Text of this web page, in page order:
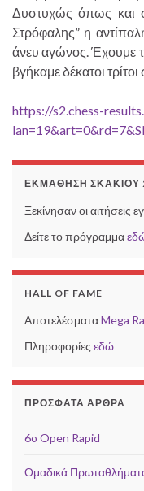
Δυστυχώς όπως και
Στρόφαλης” η
άνευ αγώνος. Έχουμε
βγήκαμε δέκατοι
https://s2.chess-
ΕΚΜΆΘΗΣΗ ΣΚΑΚΙΟΎ
Ξεκίνησαν οι αιτήσεις
Δείτε το πρόγραμμα
HALL OF FAME
ΑποτελέσματαMega
Πληροφορίες εδώ
ΠΡΌΣΦΑΤΑ ΆΡΘΡΑ
6o Open Rapid
Ομαδικά